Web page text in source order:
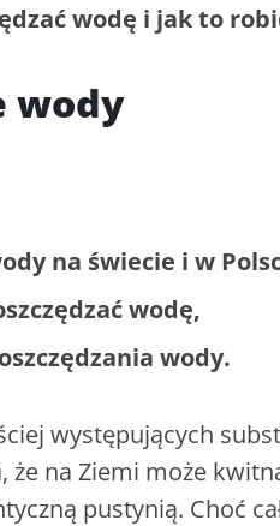
wodę i jak to
wody
na świecie i w
wodę,
wody.
występujących
że na Ziemi może
pustynią. Choć